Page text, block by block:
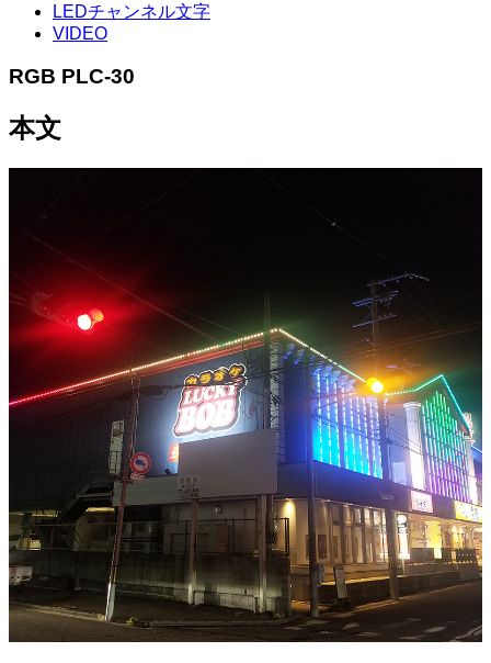
LEDチャンネル文字
VIDEO
RGB PLC-30
本文